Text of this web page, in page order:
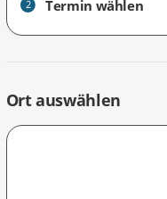
Ort auswählen
2 Termin wählen